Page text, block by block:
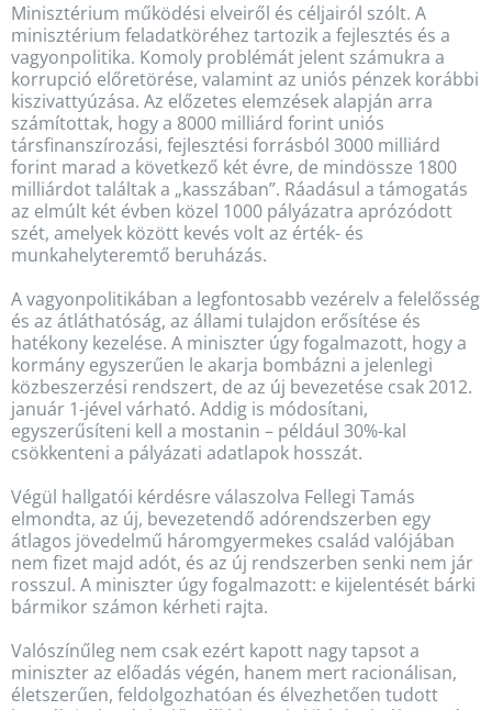
Minisztérium működési elveiről és céljairól szólt. A
minisztérium feladatköréhez tartozik a fejlesztés és a
vagyonpolitika. Komoly problémát jelent számukra a
korrupció előretörése, valamint az uniós pénzek korábbi
kiszivattyúzása. Az előzetes elemzések alapján arra
számítottak, hogy a 8000 milliárd forint uniós
társfinanszírozási, fejlesztési forrásból 3000 milliárd
forint marad a következő két évre, de mindössze 1800
milliárdot találtak a „kasszában”. Ráadásul a támogatás
az elmúlt két évben közel 1000 pályázatra aprózódott
szét, amelyek között kevés volt az érték- és
munkahelyteremtő beruházás.
A vagyonpolitikában a legfontosabb vezérelv a felelősség
és az átláthatóság, az állami tulajdon erősítése és
hatékony kezelése. A miniszter úgy fogalmazott, hogy a
kormány egyszerűen le akarja bombázni a jelenlegi
közbeszerzési rendszert, de az új bevezetése csak 2012.
január 1-jével várható. Addig is módosítani,
egyszerűsíteni kell a mostanin – például 30%-kal
csökkenteni a pályázati adatlapok hosszát.
Végül hallgatói kérdésre válaszolva Fellegi Tamás
elmondta, az új, bevezetendő adórendszerben egy
átlagos jövedelmű háromgyermekes család valójában
nem fizet majd adót, és az új rendszerben senki nem jár
rosszul. A miniszter úgy fogalmazott: e kijelentését bárki
bármikor számon kérheti rajta.
Valószínűleg nem csak ezért kapott nagy tapsot a
miniszter az előadás végén, hanem mert racionálisan,
életszerűen, feldolgozhatóan és élvezhetően tudott